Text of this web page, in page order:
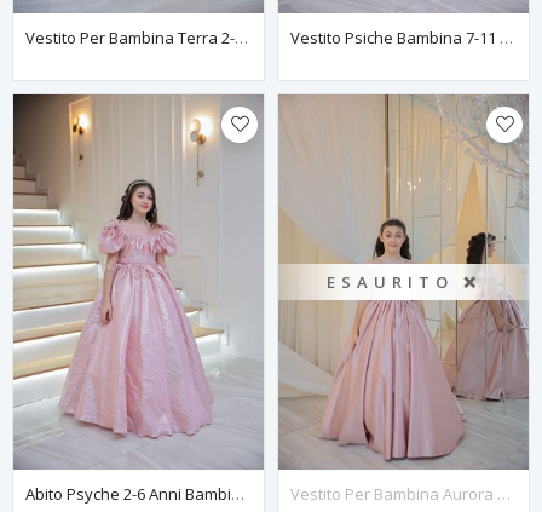
Vestito Per Bambina Terra 2-6 Anni 20131 Polvere Vestito Psiche Bambina 7-11 Anni 30103 Cipria
Abito Psyche 2-6 Anni Bambina 20103 Cipria
ESAURITO ❌
Vestito Per Bambina Aurora 7-11 Anni 30124 Polvere